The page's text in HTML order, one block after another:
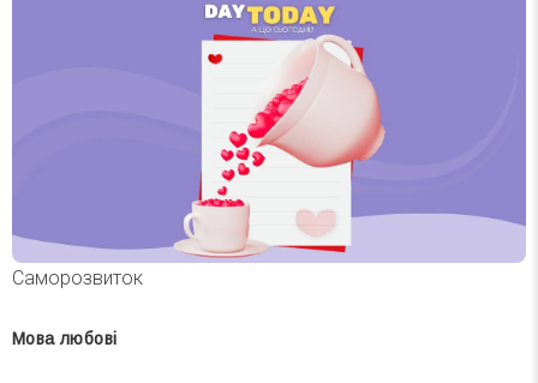
Саморозвиток
Мова любові